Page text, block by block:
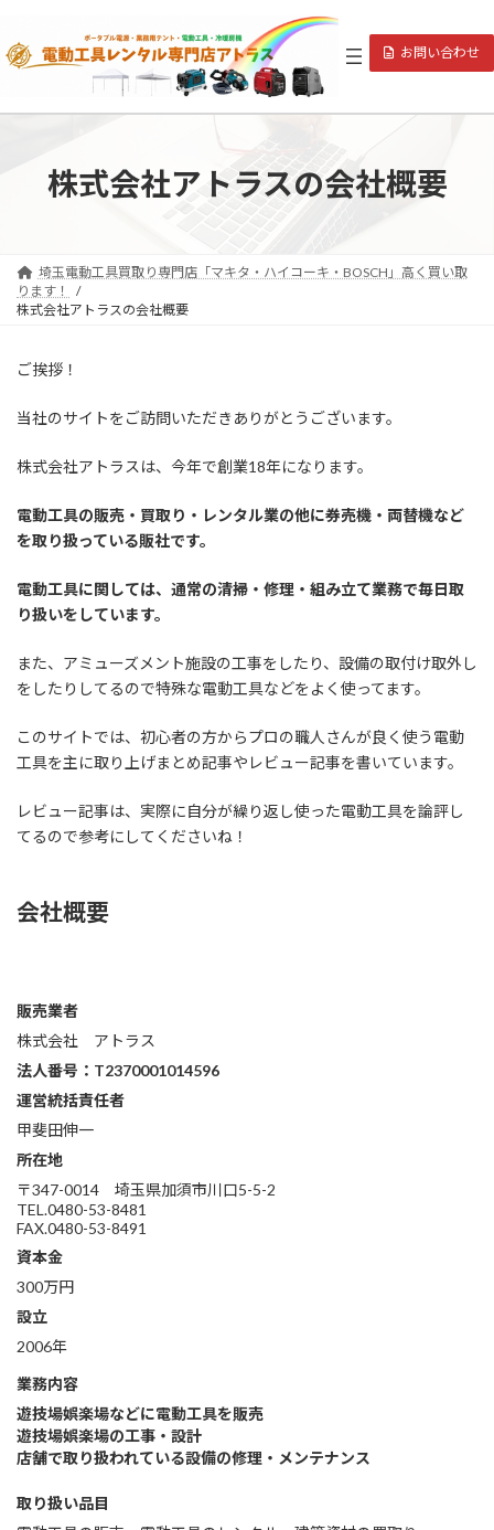
テ
へ
ゲ
ョ
お問い合わせ
株式会社アトラスの会社概要
埼玉電動工具買取り専門店「マキタ・ハイコーキ・BOSCH」高く買い取
ります！
株式会社アトラスの会社概要
ご挨拶！
当社のサイトをご訪問いただきありがとうございます。
株式会社アトラスは、今年で創業18年になります。
電動工具の販売・買取り・レンタル業の他に券売機・両替機など
を取り扱っている販社です。
電動工具に関しては、通常の清掃・修理・組み立て業務で毎日取
り扱いをしています。
また、アミューズメント施設の工事をしたり、設備の取付け取外し
をしたりしてるので特殊な電動工具などをよく使ってます。
このサイトでは、初心者の方からプロの職人さんが良く使う電動
工具を主に取り上げまとめ記事やレビュー記事を書いています。
レビュー記事は、実際に自分が繰り返し使った電動工具を論評し
てるので参考にしてくださいね！
会社概要
販売業者
株式会社 アトラス
法人番号：T2370001014596
運営統括責任者
甲斐田伸一
所在地
〒347-0014 埼玉県加須市川口5-5-2
TEL.0480-53-8481
FAX.0480-53-8491
資本金
300万円
設立
2006年
業務内容
遊技場娯楽場などに電動工具を販売
遊技場娯楽場の工事・設計
店舗で取り扱われている設備の修理・メンテナンス
取り扱い品目